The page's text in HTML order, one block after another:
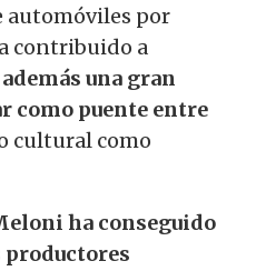
automóviles por
contribuido a
una gran
como puente entre
cultural como
ha conseguido
productores